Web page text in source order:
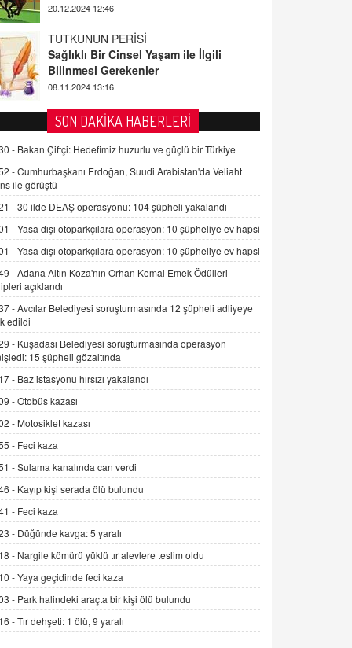
20.12.2024 12:46
TUTKUNUN PERİSİ
Sağlıklı Bir Cinsel Yaşam ile İlgili
Bilinmesi Gerekenler
08.11.2024 13:16
FARUK ÖNALAN
Tezkere Onaylanmasaydı…
2 Kasım 2021 Salı 00:11
AV. DOĞAN CAN DOĞAN
Kişisel verilerin korunması ve dijital
hukukun gelişimi
15.09.2025 16:17
SEHER EREK
Kış Ayları Geldi, Hangi Önlemler
Alınmalı?
İNCİ GÜL AKÖL
Trump Keşke Adana'yı da Ziyaret Etse...
06.07.2026 13:00
ADEM AKÖL
Esed Destekçilerinin Yüzüne Vurulan
Şamar: Sednaya
11.12.2024 12:30
DR. EKREM ASLAN
Gerçek Ne, Algı Ne? "Beraber
Yürüyoruz" Cümlesinin Peşinden
19.07.2025 12:45
GÖNÜL MENEKŞE
Şifacının Yolu
04.11.2025 12:56
SON DAKİKA HABERLERİ
- Bakan Çiftçi: Hedefimiz huzurlu ve güçlü bir Türkiye
-Cumhurbaşkanı Erdoğan, Suudi Arabistan'da Veliaht
ile görüştü
-30 ilde DEAŞ operasyonu: 104 şüpheli yakalandı
-Yasa dışı otoparkçılara operasyon: 10 şüpheliye ev hapsi
-Yasa dışı otoparkçılara operasyon: 10 şüpheliye ev hapsi
-Adana Altın Koza'nın Orhan Kemal Emek Ödülleri
açıklandı
-Avcılar Belediyesi soruşturmasında 12 şüpheli adliyeye
edildi
- Kuşadası Belediyesi soruşturmasında operasyon
15 şüpheli gözaltında
- Baz istasyonu hırsızı yakalandı
-Otobüs kazası
- Motosiklet kazası
- Feci kaza
-Sulama kanalında can verdi
- Kayıp kişi serada ölü bulundu
- Feci kaza
- Düğünde kavga: 5 yaralı
- Nargile kömürü yüklü tır alevlere teslim oldu
-Yaya geçidinde feci kaza
- Park halindeki araçta bir kişi ölü bulundu
-Tır dehşeti: 1 ölü, 9 yaralı